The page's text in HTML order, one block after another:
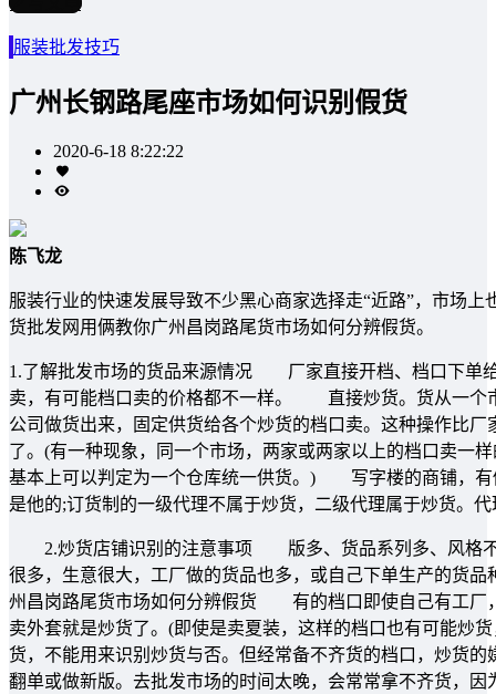
服装批发技巧
广州长钢路尾座市场如何识别假货
2020-6-18 8:22:22
陈飞龙
服装行业的快速发展导致不少黑心商家选择走“近路”，市场
货批发网用俩教你广州昌岗路尾货市场如何分辨假货。
1.了解批发市场的货品来源情况 厂家直接开档、档口下单
卖，有可能档口卖的价格都不一样。 直接炒货。货从一
公司做货出来，固定供货给各个炒货的档口卖。这种操作比
了。(有一种现象，同一个市场，两家或两家以上的档口卖一
基本上可以判定为一个仓库统一供货。) 写字楼的商铺，有
是他的;订货制的一级代理不属于炒货，二级代理属于炒货。
2.炒货店铺识别的注意事项 版多、货品系列多、风格不
很多，生意很大，工厂做的货品也多，或自己下单生产的货
州昌岗路尾货市场如何分辨假货 有的档口即使自己有工厂
卖外套就是炒货了。(即使是卖夏装，这样的档口也有可能
货，不能用来识别炒货与否。但经常备不齐货的档口，炒货
翻单或做新版。去批发市场的时间太晚，会常常拿不齐货，